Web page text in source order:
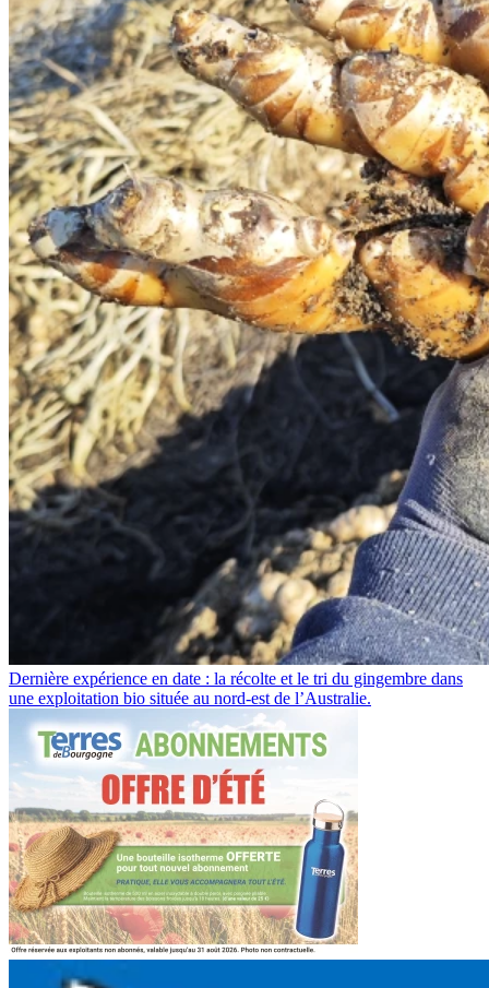
Dernière expérience en date : la récolte et le tri du gingembre dans
une exploitation bio située au nord-est de l’Australie.